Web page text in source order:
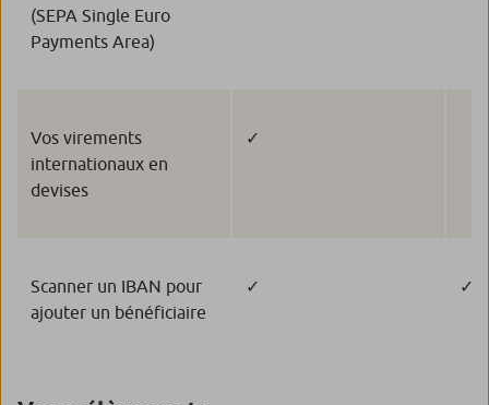
(SEPA Single Euro
Payments Area)
Vos virements
internationaux en
devises
✓
Scanner un IBAN pour
ajouter un bénéficiaire
✓ ✓